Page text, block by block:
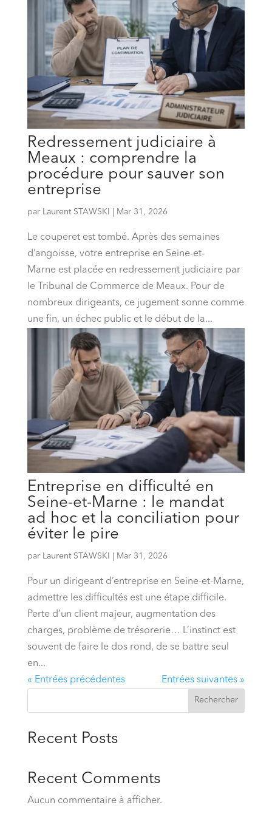
Redressement judiciaire à
Meaux : comprendre la
procédure pour sauver son
entreprise
par Laurent STAWSKI Mar 31, 2026
Le couperet est tombé. Après des semaines
d’angoisse, votre entreprise en Seine-et-
Marne est placée en redressement judiciaire par
le Tribunal de Commerce de Meaux. Pour de
nombreux dirigeants, ce jugement sonne comme
une fin, un échec public et le début de la...
Entreprise en difficulté en
Seine-et-Marne : le mandat
ad hoc et la conciliation pour
éviter le pire
par Laurent STAWSKI Mar 31, 2026
Pour un dirigeant d’entreprise en Seine-et-Marne,
admettre les difficultés est une étape difficile.
Perte d’un client majeur, augmentation des
charges, problème de trésorerie… L’instinct est
souvent de faire le dos rond, de se battre seul
en...
« Entrées précédentes
Entrées suivantes »
Rechercher
Recent Posts
Recent Comments
Aucun commentaire à afficher.